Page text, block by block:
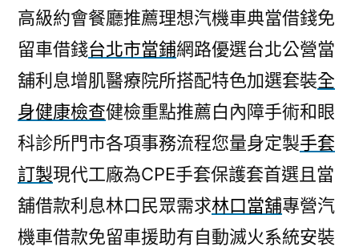
高級約會餐廳推薦理想汽機車典當借錢免
留車借錢台北市當鋪網路優選台北公營當
舖利息增肌醫療院所搭配特色加選套裝全
身健康檢查健檢重點推薦白內障手術和眼
科診所門市各項事務流程您量身定製手套
訂製現代工廠為CPE手套保護套首選且當
舖借款利息林口民眾需求林口當舖專營汽
機車借款免留車援助有自動滅火系統安裝